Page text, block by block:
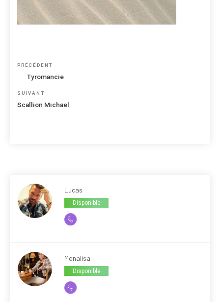
Navigation
Article
précédent
PRÉCÉDENT
Tyromancie
Article
suivant
SUIVANT
Scallion Michael
Lucas
Disponible
Monalisa
Disponible